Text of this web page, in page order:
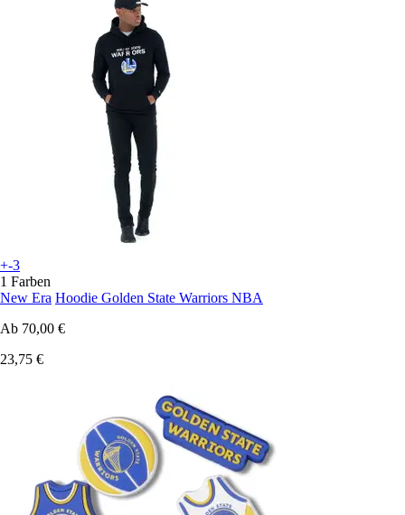
+-3
1 Farben
New Era Hoodie Golden State Warriors NBA
Ab 70,00 €
23,75 €